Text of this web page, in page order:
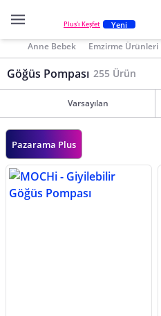
Plus'ı Keşfet Yeni
Anne Bebek Emzirme Ürünleri
Göğüs Pompası 255 Ürün
Varsayılan
Pazarama Plus